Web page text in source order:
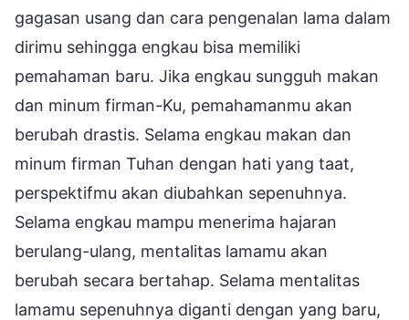
gagasan usang dan cara pengenalan lama dalam
dirimu sehingga engkau bisa memiliki
pemahaman baru. Jika engkau sungguh makan
dan minum firman-Ku, pemahamanmu akan
berubah drastis. Selama engkau makan dan
minum firman Tuhan dengan hati yang taat,
perspektifmu akan diubahkan sepenuhnya.
Selama engkau mampu menerima hajaran
berulang-ulang, mentalitas lamamu akan
berubah secara bertahap. Selama mentalitas
lamamu sepenuhnya diganti dengan yang baru,